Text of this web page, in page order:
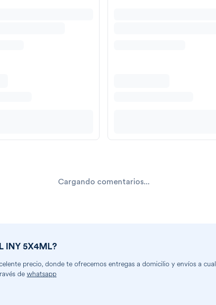
Cargando comentarios...
INY 5X4ML?
precio, donde te ofrecemos entregas a domicilio y envíos a
de whatsapp